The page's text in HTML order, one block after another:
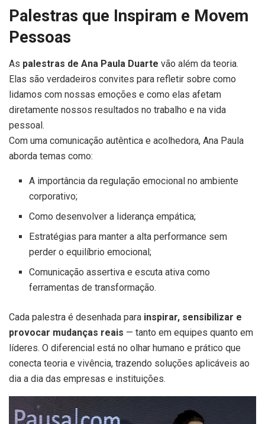
Palestras que Inspiram e Movem
Pessoas
As palestras de Ana Paula Duarte vão além da teoria.
Elas são verdadeiros convites para refletir sobre como
lidamos com nossas emoções e como elas afetam
diretamente nossos resultados no trabalho e na vida
pessoal.
Com uma comunicação autêntica e acolhedora, Ana Paula
aborda temas como:
A importância da regulação emocional no ambiente
corporativo;
Como desenvolver a liderança empática;
Estratégias para manter a alta performance sem
perder o equilíbrio emocional;
Comunicação assertiva e escuta ativa como
ferramentas de transformação.
Cada palestra é desenhada para inspirar, sensibilizar e
provocar mudanças reais — tanto em equipes quanto em
líderes. O diferencial está no olhar humano e prático que
conecta teoria e vivência, trazendo soluções aplicáveis ao
dia a dia das empresas e instituições.